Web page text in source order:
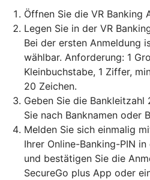
Öffnen Sie die VR Banking
Legen Sie in der VR
Bei der ersten Anmeldung
wählbar. Anforderung: 1
Kleinbuchstabe, 1 Ziffer,
20 Zeichen.
Geben Sie die
Sie nach Banknamen oder
Melden Sie sich einmalig
Ihrer Online-Banking-PIN
und bestätigen Sie die
SecureGo plus App oder